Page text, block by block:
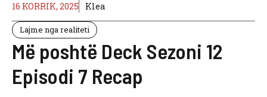
16 KORRIK, 2025 Klea
Lajme nga realiteti
Më poshtë Deck Sezoni 12
Episodi 7 Recap